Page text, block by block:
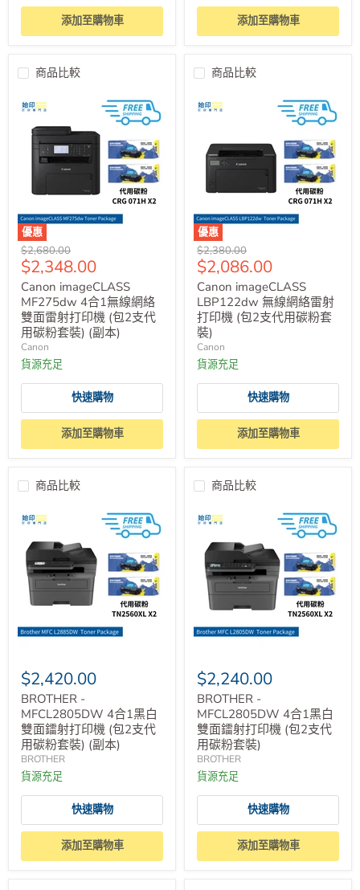
添加至購物車 添加至購物車
商品比較
優惠
原
價
$2,680.00
售
價
$2,348.00
Canon imageCLASS
MF275dw 4合1無線網絡
雙面雷射打印機 (包2支代
用碳粉套裝) (副本)
Canon
貨源充足
快速購物
添加至購物車
商品比較
優惠
原
價
$2,380.00
售
價
$2,086.00
Canon imageCLASS
LBP122dw 無線網絡雷射
打印機 (包2支代用碳粉套
裝)
Canon
貨源充足
快速購物
添加至購物車
商品比較
$2,420.00
BROTHER -
MFCL2805DW 4合1黑白
雙面鐳射打印機 (包2支代
用碳粉套裝) (副本)
BROTHER
貨源充足
快速購物
添加至購物車
商品比較
$2,240.00
BROTHER -
MFCL2805DW 4合1黑白
雙面鐳射打印機 (包2支代
用碳粉套裝)
BROTHER
貨源充足
快速購物
添加至購物車